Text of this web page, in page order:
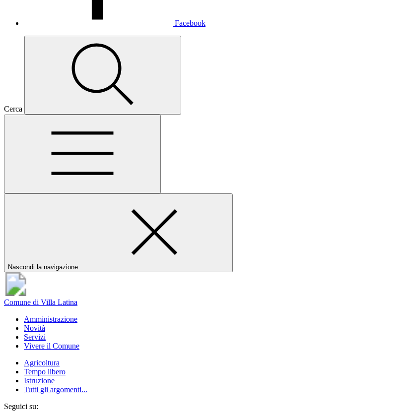
Facebook
Cerca
Nascondi la navigazione
Comune di Villa Latina
Amministrazione
Novità
Servizi
Vivere il Comune
Agricoltura
Tempo libero
Istruzione
Tutti gli argomenti...
Seguici su: